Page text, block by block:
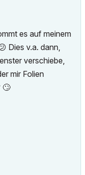
es auf meinem
Dies v.a. dann,
verschiebe,
mir Folien
🙄